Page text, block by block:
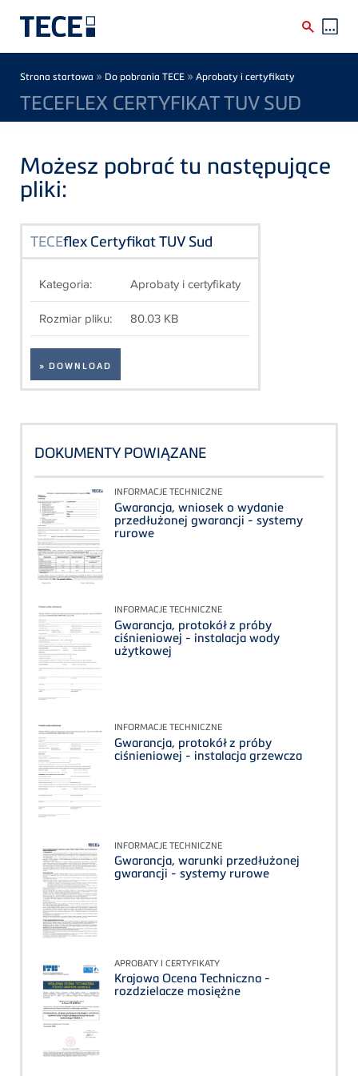
Breadcrumb
Strona startowa » Do pobrania TECE » Aprobaty i certyfikaty
TECEFLEX CERTYFIKAT TUV SUD
Możesz pobrać tu następujące
pliki:
TECEflex Certyfikat TUV Sud
Kategoria: Aprobaty i certyfikaty
Rozmiar pliku: 80.03 KB
» DOWNLOAD
DOKUMENTY POWIĄZANE
INFORMACJE TECHNICZNE
Gwarancja, wniosek o wydanie
przedłużonej gwarancji - systemy
rurowe
INFORMACJE TECHNICZNE
Gwarancja, protokół z próby
ciśnieniowej - instalacja wody
użytkowej
INFORMACJE TECHNICZNE
Gwarancja, protokół z próby
ciśnieniowej - instalacja grzewcza
INFORMACJE TECHNICZNE
Gwarancja, warunki przedłużonej
gwarancji - systemy rurowe
APROBATY I CERTYFIKATY
Krajowa Ocena Techniczna -
rozdzielacze mosiężne